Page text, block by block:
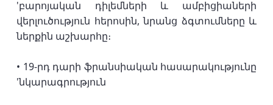
'բարոյական դիլեմների և ամբիցիաների
վերլուծություն հերոսին, նրանց ձգտումները և
ներքին աշխարհը։
• 19-րդ դարի ֆրանսիական հասարակությունը
'նկարագրություն